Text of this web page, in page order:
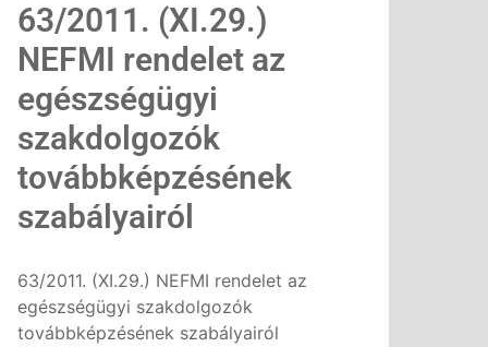
63/2011. (XI.29.)
NEFMI rendelet az
egészségügyi
szakdolgozók
továbbképzésének
szabályairól
63/2011. (XI.29.) NEFMI rendelet az
egészségügyi szakdolgozók
továbbképzésének szabályairól